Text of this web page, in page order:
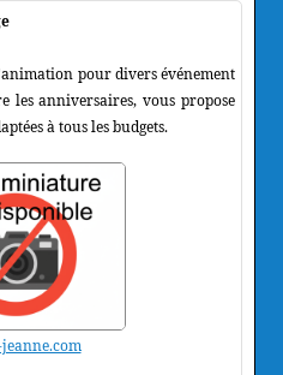
pour divers événement
les anniversaires, vous propose
à tous les budgets.